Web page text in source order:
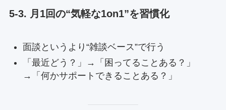
5-3. 月1回の“気軽な1on1”を習慣化
面談というより“雑談ベース”で行う
「最近どう？」→「困ってることある？」
→「何かサポートできることある？」